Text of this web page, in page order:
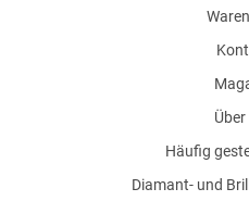
Häufig
Diamant- und